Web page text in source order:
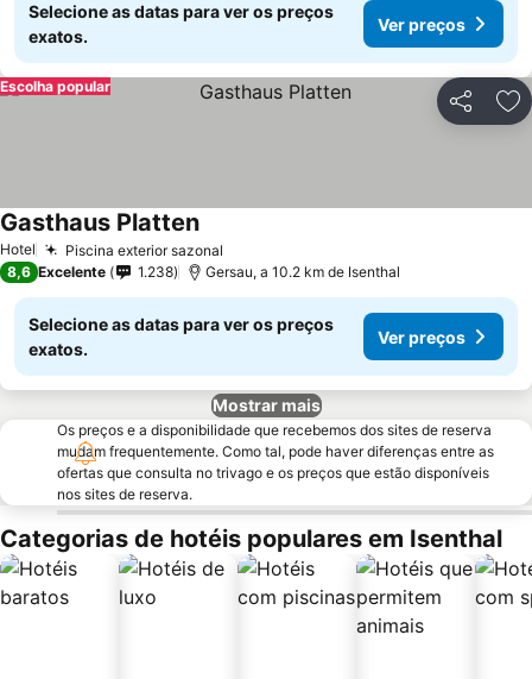
Selecione as datas para ver os preços
exatos.
Ver preços
Partilhar
Escolha popular
Hotel Piscina exterior sazonal
Gasthaus Platten
8,6 Excelente 1.238 Gersau, a 10.2 km de Isenthal
Selecione as datas para ver os preços
exatos.
Ver preços
Mostrar mais
Os preços e a disponibilidade que recebemos dos sites de reserva
mudam frequentemente. Como tal, pode haver diferenças entre as
ofertas que consulta no trivago e os preços que estão disponíveis
nos sites de reserva.
Categorias de hotéis populares em Isenthal